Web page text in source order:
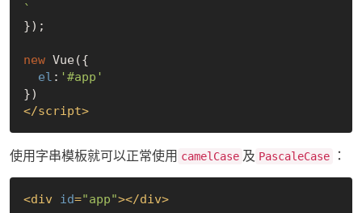
`
});
new Vue({
el : '#app'
</script>
使用字串模板就可以正常使用 camelCase 及 PascaleCase ：
<div id="app"></div>